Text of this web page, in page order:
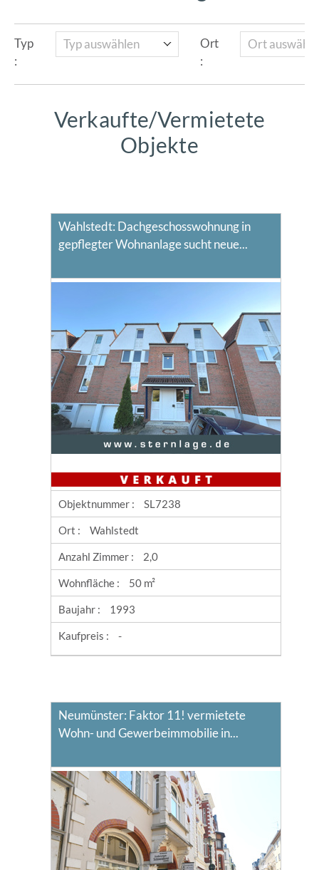
Typ
:
Typ auswählen
Ort
:
Ort
Verkaufte/Vermietete
Objekte
Wahlstedt: Dachgeschosswohnung in
gepflegter Wohnanlage sucht neue...
Objektnummer : SL7238
Ort : Wahlstedt
Anzahl Zimmer : 2,0
Wohnfläche : 50 m²
Baujahr : 1993
Kaufpreis : -
Neumünster: Faktor 11! vermietete
Wohn- und Gewerbeimmobilie in...